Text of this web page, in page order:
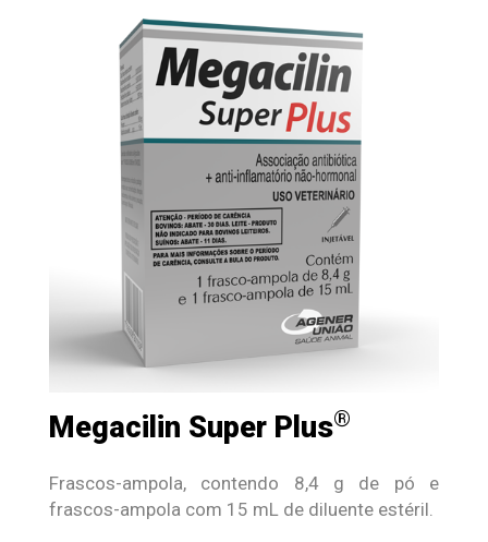
Megacilin Super Plus®
Frascos-ampola, contendo 8,4 g de pó e
frascos-ampola com 15 mL de diluente estéril.